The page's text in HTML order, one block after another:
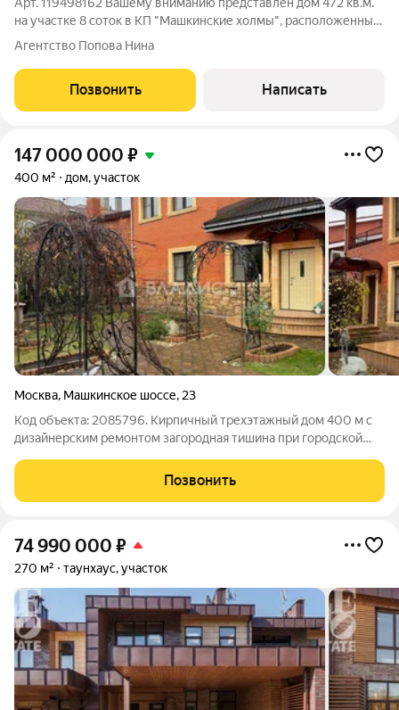
на участке 8 соток в КП "Машкинские холмы", расположенный
в микрорайоне Куркино на северо-западе от Москвы, в 5 км от
фундамент -
Агентство Попова Нина
Позвонить Написать
147 000 000 ₽
400 м² дом, участок
Москва, Машкинское шоссе, 23
Код объекта: 2085796. Кирпичный трехэтажный дом 400 м с
дизайнерским ремонтом загородная тишина при городской
продуманная планировка ощущение собственного убежища,
где каждая зона готова к жизни и
Позвонить
74 990 000 ₽
270 м² таунхаус, участок